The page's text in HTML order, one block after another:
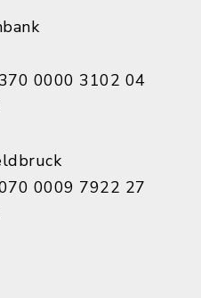
0000 3102 04
0009 7922 27